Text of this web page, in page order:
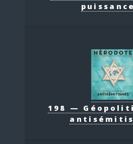
198 —